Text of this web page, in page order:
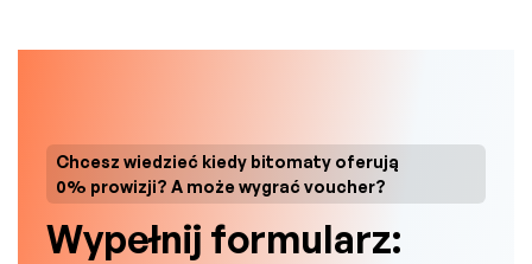
Chcesz wiedzieć kiedy bitomaty oferują
0% prowizji? A może wygrać voucher?
Wypełnij formularz: